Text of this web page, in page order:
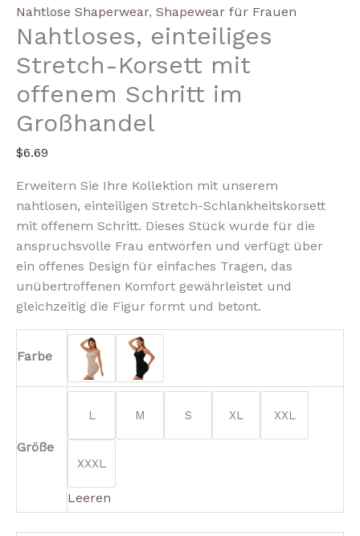
Nahtlose Shaperwear, Shapewear für Frauen
Nahtloses, einteiliges
Stretch-Korsett mit
offenem Schritt im
Großhandel
$6.69
Erweitern Sie Ihre Kollektion mit unserem
nahtlosen, einteiligen Stretch-Schlankheitskorsett
mit offenem Schritt. Dieses Stück wurde für die
anspruchsvolle Frau entworfen und verfügt über
ein offenes Design für einfaches Tragen, das
unübertroffenen Komfort gewährleistet und
gleichzeitig die Figur formt und betont.
Farbe
Größe
L M S XL XXL
XXXL
Leeren
Crotch
Stretch
Corset
Menge